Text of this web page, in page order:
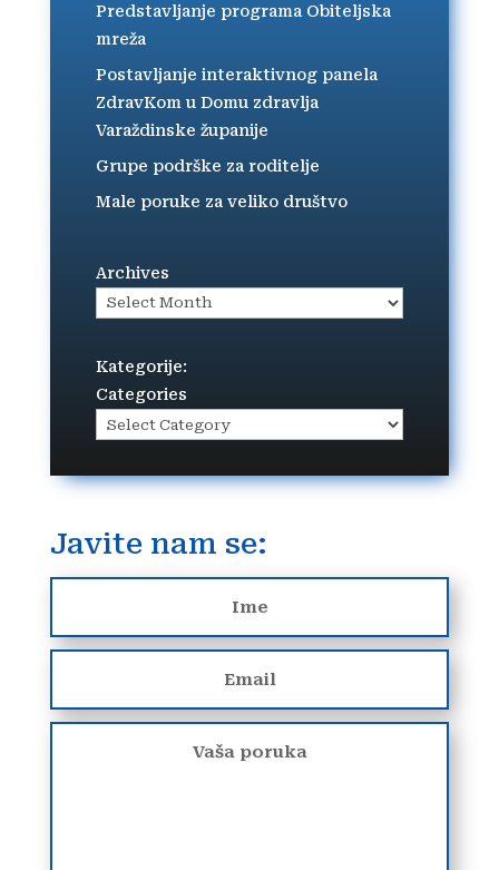
Predstavljanje programa Obiteljska
mreža
Postavljanje interaktivnog panela
ZdravKom u Domu zdravlja
Varaždinske županije
Grupe podrške za roditelje
Male poruke za veliko društvo
Archives
Kategorije:
Categories
Javite nam se: